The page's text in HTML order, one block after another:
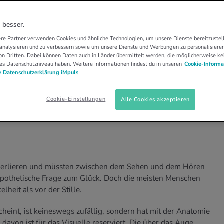
ist als
Sehsinn ausgerichtet. Dies widerspiegelt sich
gibt es Unterschiede und Ausnahmen, wie
und müssten zwischen dem Sehen und dem Hören
Frage zum Glück. Doch die meisten Menschen
als vor der Stille.
ist keineswegs zufällig, sondern hat mit der Anatomie
besser.
Partner verwenden Cookies und ähnliche Technologien, um unsere Dienste
und zu verbessern sowie um unsere Dienste und Werbungen zu
Dritten. Dabei können Daten auch in Länder übermittelt werden, die möglicherweise
Datenschutzniveau haben. Weitere Informationen findest du in unseren Cookie-
Datenschutzerklärung iMpuls
Cookie-Einstellungen Alle Cookies akzeptieren